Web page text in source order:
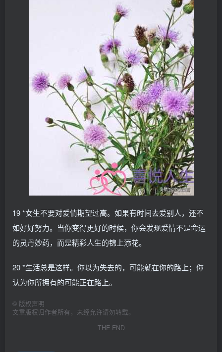
19 *女生不要对爱情期望过高。如果有时间去爱别人，还不
如好好努力。当你变得更好的时候，你会发现爱情不是命运
的灵丹妙药，而是精彩人生的锦上添花。
20 *生活总是这样。你以为失去的，可能就在你的路上；你
认为你所拥有的可能正在路上。
© 版权声明
文章版权归作者所有，未经允许请勿转载。
THE END